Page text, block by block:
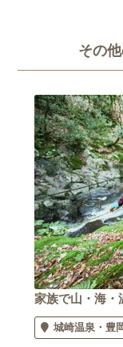
その
家族で山・海・
城崎温泉 豊